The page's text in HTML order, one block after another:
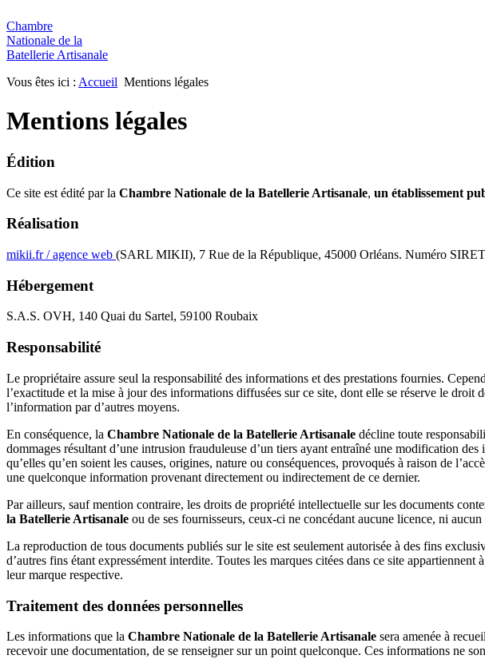
Chambre
Nationale de la
Batellerie Artisanale
Vous êtes ici : Accueil Mentions légales
Mentions légales
Édition
Ce site est édité par la Chambre Nationale de la Batellerie Artisanale, un établissement
Réalisation
mikii.fr / agence web (SARL MIKII), 7 Rue de la République, 45000 Orléans. Numéro
Hébergement
S.A.S. OVH, 140 Quai du Sartel, 59100 Roubaix
Responsabilité
Le propriétaire assure seul la responsabilité des informations et des prestations fournies.
l’exactitude et la mise à jour des informations diffusées sur ce site, dont elle se réserve le
l’information par d’autres moyens.
En conséquence, la Chambre Nationale de la Batellerie Artisanale décline toute
dommages résultant d’une intrusion frauduleuse d’un tiers ayant entraîné une modification
qu’elles qu’en soient les causes, origines, nature ou conséquences, provoqués à raison de
une quelconque information provenant directement ou indirectement de ce dernier.
Par ailleurs, sauf mention contraire, les droits de propriété intellectuelle sur les documents
la Batellerie Artisanale ou de ses fournisseurs, ceux-ci ne concédant aucune licence, ni
La reproduction de tous documents publiés sur le site est seulement autorisée à des fins
d’autres fins étant expressément interdite. Toutes les marques citées dans ce site
leur marque respective.
Traitement des données personnelles
Les informations que la Chambre Nationale de la Batellerie Artisanale sera amenée à
recevoir une documentation, de se renseigner sur un point quelconque. Ces informations ne